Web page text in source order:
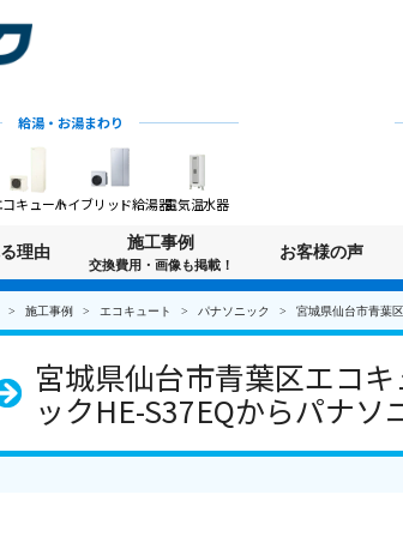
給湯・お湯まわり
コキュートハイブリッド給湯器電気温水器
理由
施工事例
交換費用・画像も掲載！
お客様の声
施工事例 エコキュート パナソニック 宮城県仙台市青葉
宮城県仙台市青葉区エコ
ックHE-S37EQからパナソ